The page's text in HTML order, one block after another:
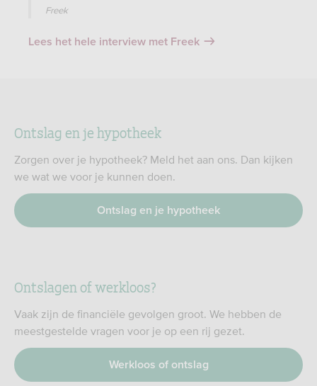
Freek
Lees het hele interview met Freek
Ontslag en je hypotheek
Zorgen over je hypotheek? Meld het aan ons. Dan kijken
we wat we voor je kunnen doen.
Ontslag en je hypotheek
Ontslagen of werkloos?
Vaak zijn de financiële gevolgen groot. We hebben de
meestgestelde vragen voor je op een rij gezet.
Werkloos of ontslag